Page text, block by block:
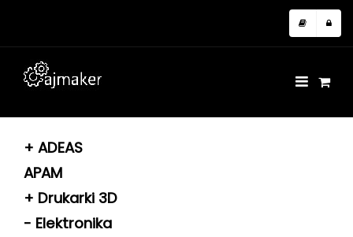
+ ADEAS
APAM
+ Drukarki 3D
- Elektronika